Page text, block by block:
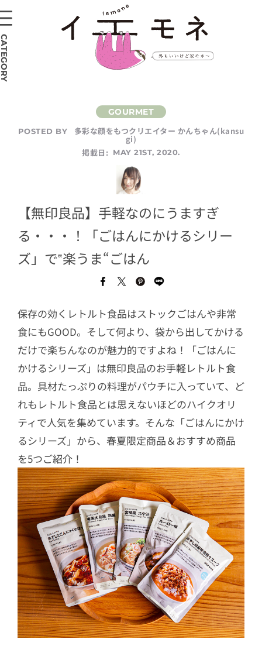
POSTED BY 多彩な顔をもつクリエイター かんちゃん(kansu
gi)
掲載日:
MAY 21ST, 2020.
【無印良品】手軽なのにうますぎ
る・・・！「ごはんにかけるシリー
ズ」で‟楽うま“ごはん
保存の効くレトルト食品はストックごはんや非常
食にもGOOD。そして何より、袋から出してかける
だけで楽ちんなのが魅力的ですよね！「ごはんに
かけるシリーズ」は無印良品のお手軽レトルト食
品。具材たっぷりの料理がパウチに入っていて、ど
れもレトルト食品とは思えないほどのハイクオリ
ティで人気を集めています。そんな「ごはんにかけ
るシリーズ」から、春夏限定商品＆おすすめ商品
を5つご紹介！